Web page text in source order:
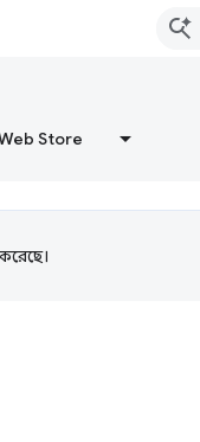
Store